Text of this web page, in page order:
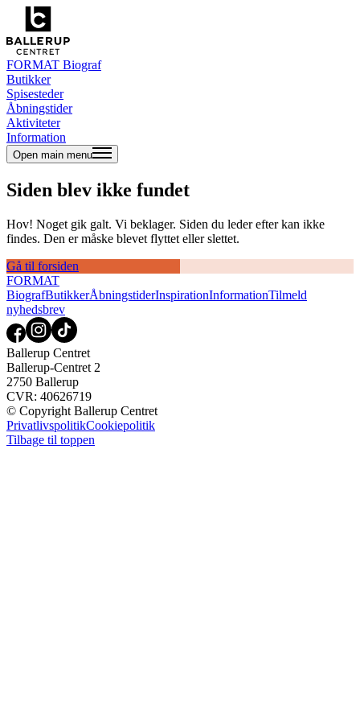
FORMAT Biograf
Butikker
Spisesteder
Åbningstider
Aktiviteter
Information
Open main menu
Siden blev ikke fundet
Hov! Noget gik galt. Vi beklager. Siden du leder efter kan ikke
findes. Den er måske blevet flyttet eller slettet.
Gå til forsiden
FORMAT
BiografButikkerÅbningstiderInspirationInformationTilmeld
nyhedsbrev
Ballerup Centret
Ballerup-Centret 2
2750 Ballerup
CVR: 40626719
© Copyright Ballerup Centret
PrivatlivspolitikCookiepolitik
Tilbage til toppen